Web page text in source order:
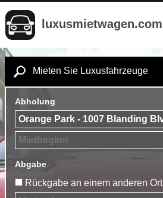
luxusmietwagen.com
Mieten Sie Luxusfahrzeuge
Abholung
Abgabe
Rückgabe an einem anderen Ort